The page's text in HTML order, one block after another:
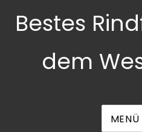
Bestes
dem
MENÜ